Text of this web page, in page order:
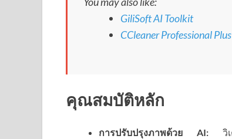
GiliSoft AI Toolkit
CCleaner Professional Plus
คุณสมบัติหลัก
การปรับปรุงภาพด้วย AI: วิเ